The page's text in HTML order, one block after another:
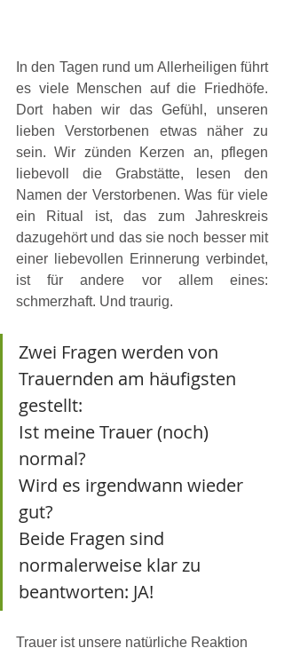
In den Tagen rund um Allerheiligen führt
es viele Menschen auf die Friedhöfe.
Dort haben wir das Gefühl, unseren
lieben Verstorbenen etwas näher zu
sein. Wir zünden Kerzen an, pflegen
liebevoll die Grabstätte, lesen den
Namen der Verstorbenen. Was für viele
ein Ritual ist, das zum Jahreskreis
dazugehört und das sie noch besser mit
einer liebevollen Erinnerung verbindet,
ist für andere vor allem eines:
schmerzhaft. Und traurig.
Zwei Fragen werden von
Trauernden am häufigsten
gestellt:
Ist meine Trauer (noch)
normal?
Wird es irgendwann wieder
gut?
Beide Fragen sind
normalerweise klar zu
beantworten: JA!
Trauer ist unsere natürliche Reaktion